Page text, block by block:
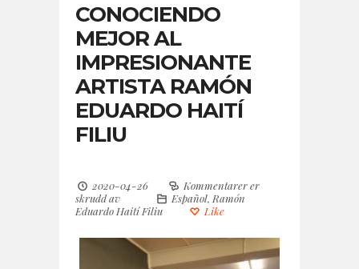
CONOCIENDO
MEJOR AL
IMPRESIONANTE
ARTISTA RAMÓN
EDUARDO HAITÍ
FILIU
2020-04-26
Kommentarer er
skrudd av
Español, Ramón
Eduardo Haití Filiu
Like